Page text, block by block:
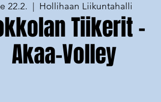
22.2.
  |
Hollihaan Liikuntahalli
Tiikerit -
Akaa-Volley